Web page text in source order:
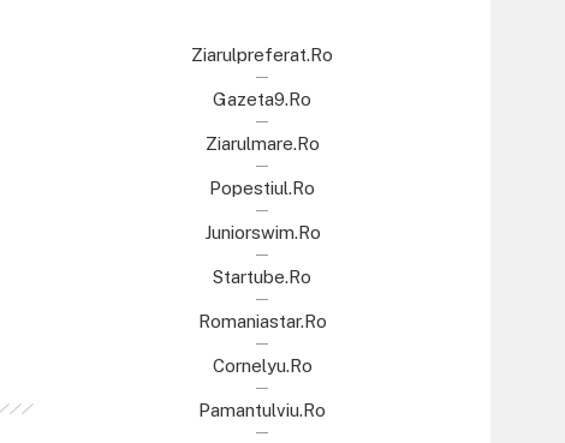
Ziarulpreferat.ro
Gazeta9.ro
Ziarulmare.ro
Popestiul.ro
Juniorswim.ro
Startube.ro
Romaniastar.ro
Cornelyu.ro
Pamantulviu.ro